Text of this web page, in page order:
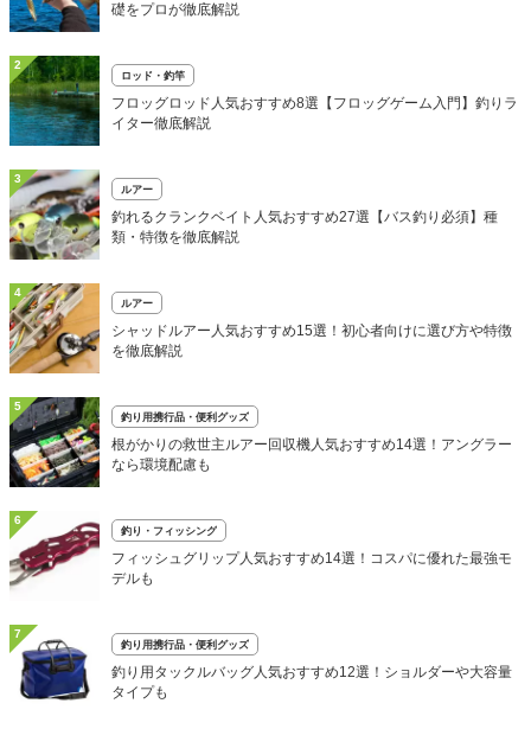
礎をプロが徹底解説
2
ロッド・釣竿
フロッグロッド人気おすすめ8選【フロッグゲーム入門】釣りラ
イター徹底解説
3
ルアー
釣れるクランクベイト人気おすすめ27選【バス釣り必須】種
類・特徴を徹底解説
4
ルアー
シャッドルアー人気おすすめ15選！初心者向けに選び方や特徴
を徹底解説
5
釣り用携行品・便利グッズ
根がかりの救世主ルアー回収機人気おすすめ14選！アングラー
なら環境配慮も
6
釣り・フィッシング
フィッシュグリップ人気おすすめ14選！コスパに優れた最強モ
デルも
7
釣り用携行品・便利グッズ
釣り用タックルバッグ人気おすすめ12選！ショルダーや大容量
タイプも